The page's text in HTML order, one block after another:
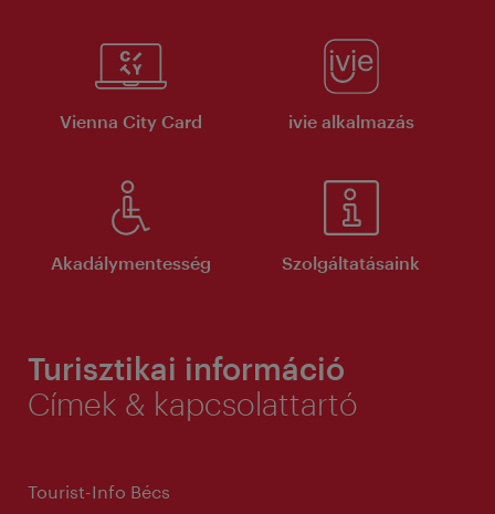
Vienna City Card ivie alkalmazás
Akadálymentesség Szolgáltatásaink
Turisztikai információ
Címek & kapcsolattartó
Tourist-Info Bécs